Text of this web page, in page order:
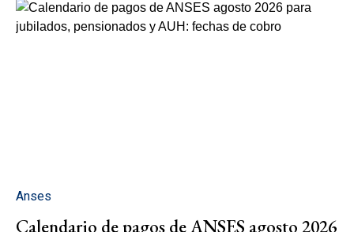
Anses
Calendario de pagos de ANSES agosto 2026